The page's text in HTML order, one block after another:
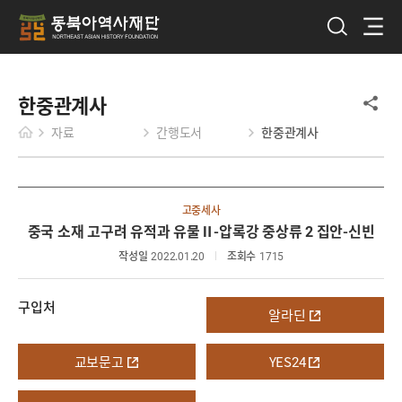
한중관계사
자료 간행도서 한중관계사
고중세사
중국 소재 고구려 유적과 유물Ⅱ-압록강 중상류 2 집안-신빈
작성일 2022.01.20 조회수 1715
구입처 알라딘
교보문고 YES24